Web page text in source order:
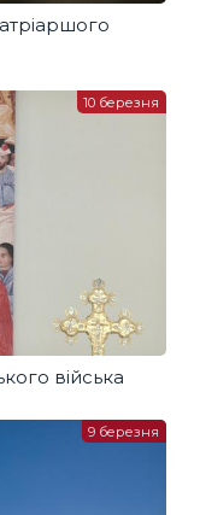
війська
10 березня
9 березня